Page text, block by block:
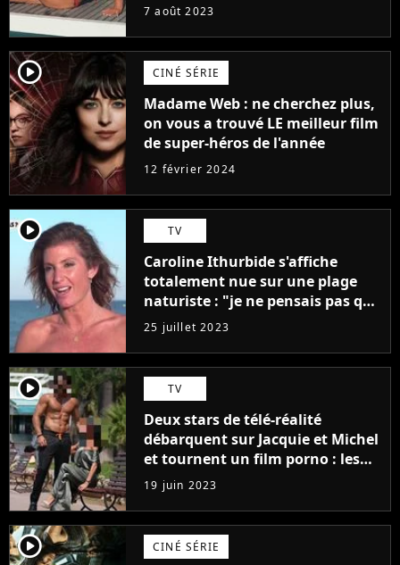
7 août 2023
player2 CINÉ SÉRIE
Madame Web : ne cherchez plus,
on vous a trouvé LE meilleur film
de super-héros de l'année
12 février 2024
player2 TV
Caroline Ithurbide s'affiche
totalement nue sur une plage
naturiste : "je ne pensais pas que
j'arriverais à le faire..."
25 juillet 2023
player2 TV
Deux stars de télé-réalité
débarquent sur Jacquie et Michel
et tournent un film porno : les
premières images du tournage
(exclu)
19 juin 2023
player2 CINÉ SÉRIE